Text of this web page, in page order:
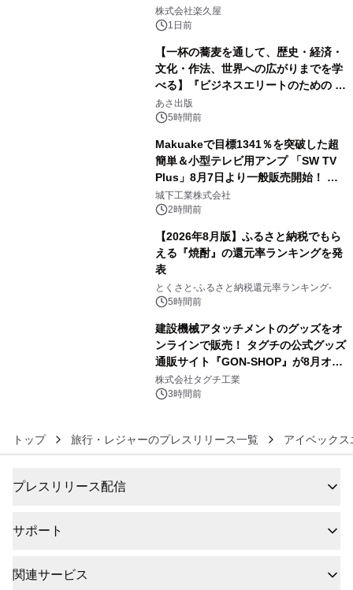
メニューを提供
株式会社楽久屋
1日前
【一杯の蕎麦を通して、歴史・経済・
文化・作法、世界への広がりまでを学
べる】『ビジネスエリートのための 教
養としての蕎麦』2026年8月25日
（火）発売
あさ出版
5時間前
Makuakeで目標1341％を突破した超
簡単＆小型テレビ用アンプ 「SW TV
Plus」8月7日より一般販売開始！ ケ
ーブル1本つなぐだけ、テレビの音が
ぐっと豊かに
城下工業株式会社
2時間前
【2026年8月版】ふるさと納税でもら
える『焼酎』の還元率ランキングを発
表
とくさと-ふるさと納税還元率ランキング-
5時間前
建設機械アタッチメントのグッズをオ
ンラインで販売！ タグチの公式グッズ
通販サイト『GON-SHOP』が8月オー
プン
株式会社タグチ工業
3時間前
トップ 旅行・レジャーのプレスリリース一覧 アイベック
プレスリリース配信
サポート
関連サービス